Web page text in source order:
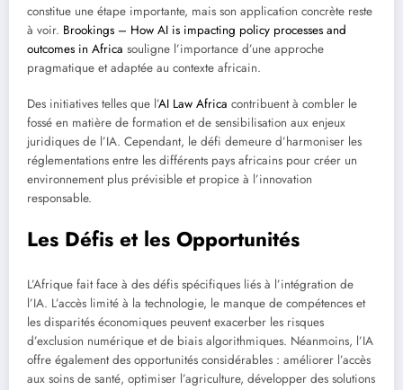
constitue une étape importante, mais son application concrète reste
à voir. Brookings – How AI is impacting policy processes and
outcomes in Africa souligne l’importance d’une approche
pragmatique et adaptée au contexte africain.
Des initiatives telles que l’AI Law Africa contribuent à combler le
fossé en matière de formation et de sensibilisation aux enjeux
juridiques de l’IA. Cependant, le défi demeure d’harmoniser les
réglementations entre les différents pays africains pour créer un
environnement plus prévisible et propice à l’innovation
responsable.
Les Défis et les Opportunités
L’Afrique fait face à des défis spécifiques liés à l’intégration de
l’IA. L’accès limité à la technologie, le manque de compétences et
les disparités économiques peuvent exacerber les risques
d’exclusion numérique et de biais algorithmiques. Néanmoins, l’IA
offre également des opportunités considérables : améliorer l’accès
aux soins de santé, optimiser l’agriculture, développer des solutions